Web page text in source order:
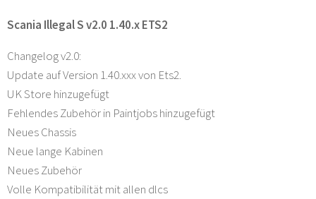
Scania Illegal S v2.0 1.40.x ETS2
Changelog v2.0:
Update auf Version 1.40.xxx von Ets2.
UK Store hinzugefügt
Fehlendes Zubehör in Paintjobs hinzugefügt
Neues Chassis
Neue lange Kabinen
Neues Zubehör
Volle Kompatibilität mit allen dlcs